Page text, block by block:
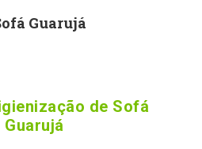
Guarujá
de Sofá
Guarujá